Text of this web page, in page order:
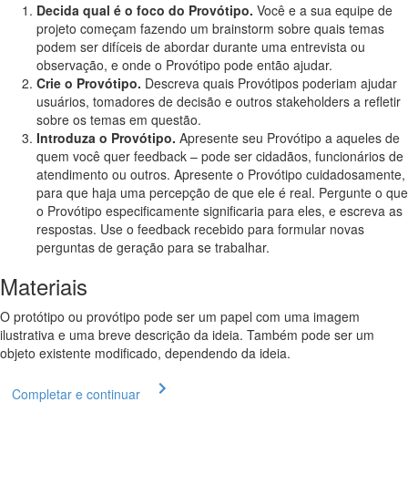
Decida qual é o foco do Provótipo. Você e a sua equipe de
projeto começam fazendo um brainstorm sobre quais temas
podem ser difíceis de abordar durante uma entrevista ou
observação, e onde o Provótipo pode então ajudar.
Crie o Provótipo. Descreva quais Provótipos poderiam ajudar
usuários, tomadores de decisão e outros stakeholders a refletir
sobre os temas em questão.
Introduza o Provótipo. Apresente seu Provótipo a aqueles de
quem você quer feedback – pode ser cidadãos, funcionários de
atendimento ou outros. Apresente o Provótipo cuidadosamente,
para que haja uma percepção de que ele é real. Pergunte o que
o Provótipo especificamente significaria para eles, e escreva as
respostas. Use o feedback recebido para formular novas
perguntas de geração para se trabalhar.
Materiais
O protótipo ou provótipo pode ser um papel com uma imagem
ilustrativa e uma breve descrição da ideia. Também pode ser um
objeto existente modificado, dependendo da ideia.
Completar e continuar